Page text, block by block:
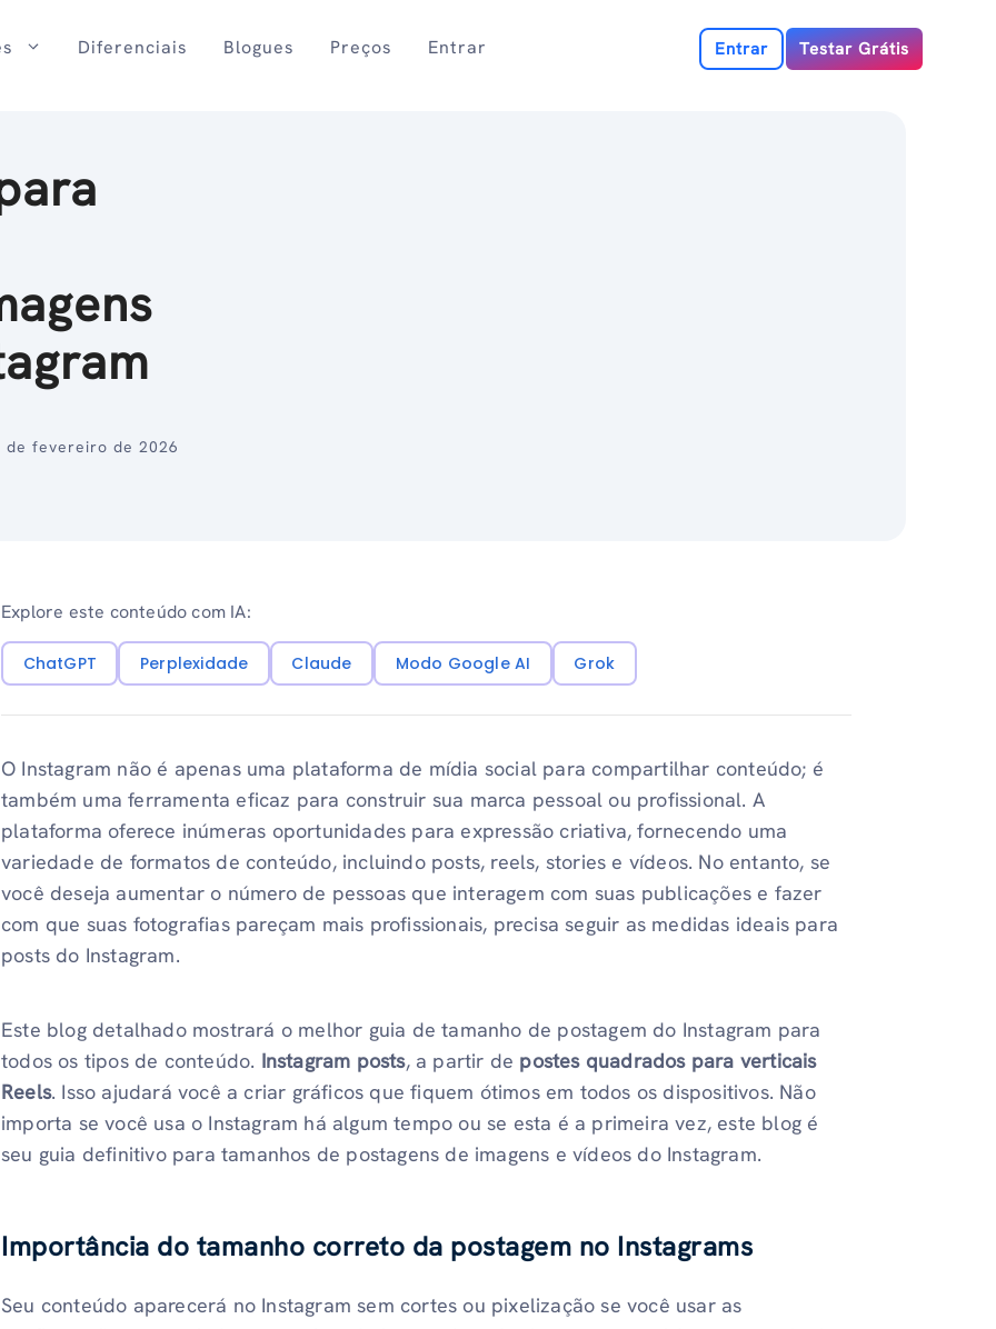
Diferenciais Blogues Preços Entrar Entrar Testar Grátis
de fevereiro de 2026
Explore este conteúdo com IA:
ChatGPT Perplexidade Claude Modo Google AI Grok
O Instagram não é apenas uma plataforma de mídia social para compartilhar conteúdo; é
também uma ferramenta eficaz para construir sua marca pessoal ou profissional. A
plataforma oferece inúmeras oportunidades para expressão criativa, fornecendo uma
variedade de formatos de conteúdo, incluindo posts, reels, stories e vídeos. No entanto, se
você deseja aumentar o número de pessoas que interagem com suas publicações e fazer
com que suas fotografias pareçam mais profissionais, precisa seguir as medidas ideais para
posts do Instagram.
Este blog detalhado mostrará o melhor guia de tamanho de postagem do Instagram para
todos os tipos de conteúdo. Instagram posts, a partir de postes quadrados para verticais
Reels. Isso ajudará você a criar gráficos que fiquem ótimos em todos os dispositivos. Não
importa se você usa o Instagram há algum tempo ou se esta é a primeira vez, este blog é
seu guia definitivo para tamanhos de postagens de imagens e vídeos do Instagram.
Importância do tamanho correto da postagem no Instagrams
Seu conteúdo aparecerá no Instagram sem cortes ou pixelização se você usar as